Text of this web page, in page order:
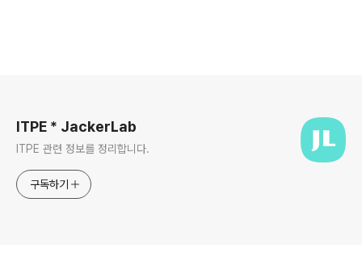
ITPE * JackerLab
ITPE 관련 정보를 정리합니다.
구독하기